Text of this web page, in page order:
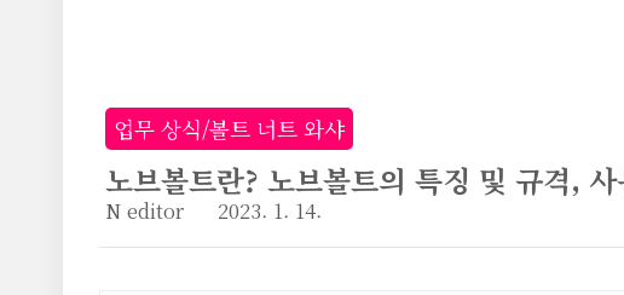
업무 상식/볼트 너트 와샤
노브볼트란? 노브볼트의 특징 및 규격, 사
N editor 2023. 1. 14.